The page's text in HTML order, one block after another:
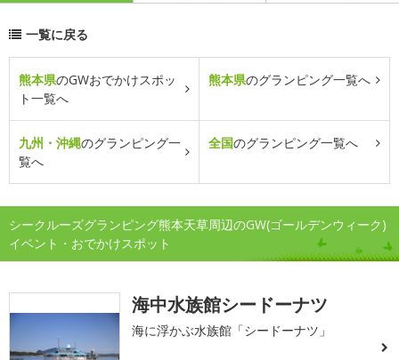
一覧に戻る
熊本県のGWおでかけスポッ
ト一覧へ
熊本県のグランピング一覧へ
九州・沖縄のグランピング一
覧へ
全国のグランピング一覧へ
シークルーズグランピング熊本天草周辺のGW(ゴールデンウィーク)
イベント・おでかけスポット
海中水族館シードーナツ
海に浮かぶ水族館「シードーナツ」